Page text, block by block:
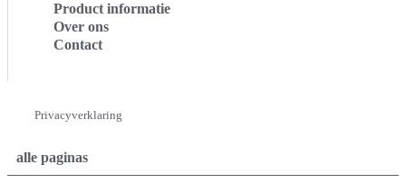
Product informatie
Over ons
Contact
Privacyverklaring
alle paginas